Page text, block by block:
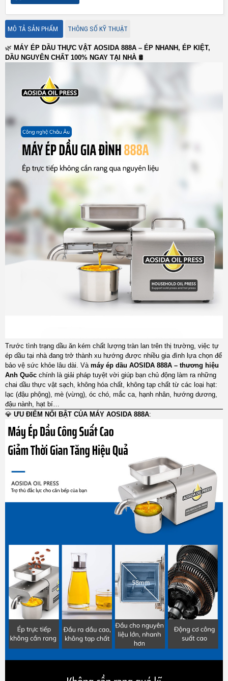
MÔ TẢ SẢN PHẨM THÔNG SỐ KỸ THUẬT
🌿 MÁY ÉP DẦU THỰC VẬT AOSIDA 888A – ÉP NHANH, ÉP KIỆT,
DẦU NGUYÊN CHẤT 100% NGAY TẠI NHÀ 🛢️
Trước tình trạng dầu ăn kém chất lượng tràn lan trên thị trường, việc tự
ép dầu tại nhà đang trở thành xu hướng được nhiều gia đình lựa chọn để
bảo vệ sức khỏe lâu dài. Và máy ép dầu AOSIDA 888A – thương hiệu
Anh Quốc chính là giải pháp tuyệt vời giúp bạn chủ động làm ra những
chai dầu thực vật sạch, không hóa chất, không tạp chất từ các loại hạt:
lạc (đậu phộng), mè (vừng), óc chó, mắc ca, hạnh nhân, hướng dương,
đậu nành, hạt bí…
💎 ƯU ĐIỂM NỔI BẬT CỦA MÁY AOSIDA 888A: